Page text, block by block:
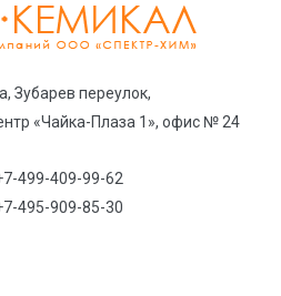
Зубарев переулок,
«Чайка-Плаза 1», офис № 24
499-409-99-62
495-909-85-30